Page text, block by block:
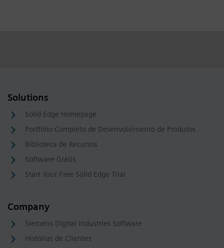
Solutions
Solid Edge Homepage
Portfólio Completo de Desenvolvimento de Produtos
Biblioteca de Recursos
Software Grátis
Start Your Free Solid Edge Trial
Company
Siemens Digital Industries Software
Histórias de Clientes